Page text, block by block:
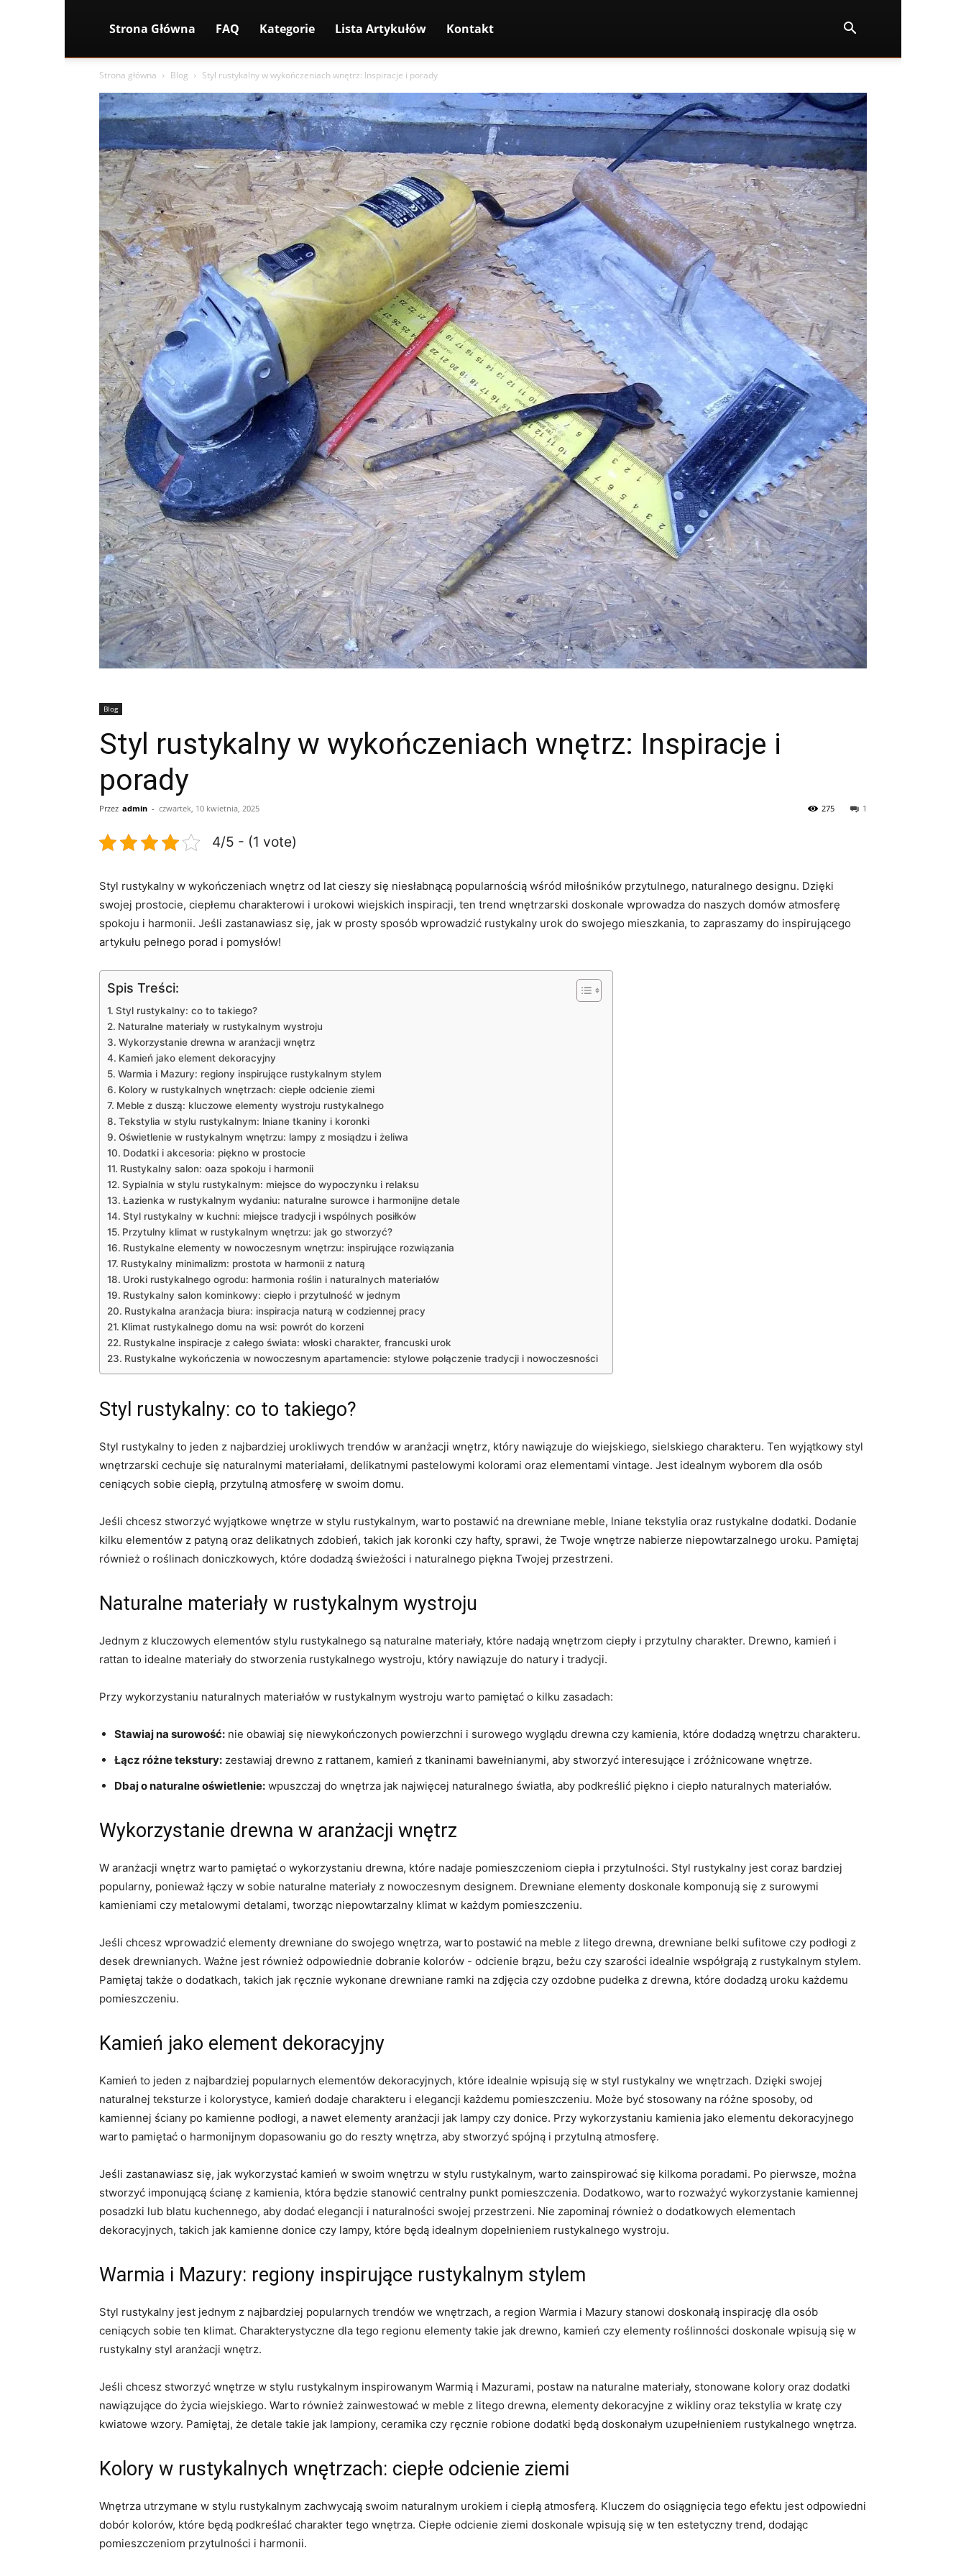
Strona Główna FAQ Kategorie Lista Artykułów Kontakt
Strona główna Blog Styl rustykalny w wykończeniach wnętrz: Inspiracje i porady
Blog
Styl rustykalny w wykończeniach wnętrz: Inspiracje i
porady
Przez admin - czwartek, 10 kwietnia, 2025 1
275
4/5 - (1 vote)
Styl rustykalny w wykończeniach ‌wnętrz od lat cieszy się niesłabnącą popularnością wśród miłośników przytulnego, naturalnego designu. Dzięki
swojej prostocie, ciepłemu charakterowi i urokowi wiejskich inspiracji,‌ ten trend wnętrzarski doskonale wprowadza do naszych domów ⁢atmosferę
spokoju i harmonii. Jeśli zastanawiasz się, ‌jak w prosty ​sposób wprowadzić rustykalny urok do swojego mieszkania, to zapraszamy‌ do inspirującego
artykułu ⁤pełnego porad i pomysłów!
Spis Treści:
Styl rustykalny:⁣ co to takiego?
Naturalne materiały w rustykalnym wystroju
Wykorzystanie drewna w aranżacji ⁣wnętrz
Kamień ⁤jako element ⁤dekoracyjny
Warmia i Mazury: regiony inspirujące rustykalnym stylem
Kolory w rustykalnych wnętrzach: ciepłe odcienie ziemi
Meble⁣ z duszą: kluczowe elementy wystroju rustykalnego
Tekstylia w ⁢stylu rustykalnym: lniane tkaniny i koronki
Oświetlenie w rustykalnym wnętrzu: lampy z mosiądzu ‌i żeliwa
Dodatki i akcesoria: piękno ‍w prostocie
Rustykalny salon: oaza ‍spokoju i harmonii
Sypialnia w stylu⁤ rustykalnym: miejsce do​ wypoczynku i relaksu
Łazienka w rustykalnym wydaniu: ​naturalne⁣ surowce i harmonijne ‍detale
Styl rustykalny w ⁣kuchni: miejsce tradycji ⁢i wspólnych posiłków
Przytulny klimat w rustykalnym wnętrzu: jak go stworzyć?
Rustykalne elementy w nowoczesnym wnętrzu: inspirujące rozwiązania
Rustykalny minimalizm: prostota w harmonii z naturą
Uroki rustykalnego ogrodu: harmonia roślin i naturalnych materiałów
Rustykalny salon kominkowy: ciepło i przytulność w jednym
Rustykalna aranżacja biura: ‌inspiracja naturą w codziennej ‌pracy
Klimat rustykalnego domu na wsi: powrót do korzeni
Rustykalne inspiracje z całego świata: włoski charakter, francuski urok
Rustykalne wykończenia w nowoczesnym ⁤apartamencie: stylowe​ połączenie tradycji​ i nowoczesności
Styl rustykalny:⁣ co to takiego?
Styl rustykalny to​ jeden z ⁤najbardziej urokliwych ⁢trendów‌ w ‍aranżacji wnętrz, który nawiązuje do wiejskiego, sielskiego charakteru. Ten ‌wyjątkowy styl
wnętrzarski cechuje się naturalnymi materiałami, delikatnymi pastelowymi ​kolorami oraz elementami vintage. Jest ‍idealnym wyborem⁤ dla osób
ceniących sobie‍ ciepłą, przytulną ‍atmosferę w swoim domu.
Jeśli chcesz stworzyć ‍wyjątkowe wnętrze⁢ w stylu rustykalnym, warto postawić na drewniane meble, lniane tekstylia ⁢oraz rustykalne dodatki. Dodanie
kilku elementów z patyną oraz delikatnych zdobień, takich jak ⁢koronki czy hafty, sprawi, że Twoje wnętrze nabierze niepowtarzalnego uroku. Pamiętaj
również ⁤o roślinach doniczkowych, które dodadzą świeżości i naturalnego piękna ⁣Twojej przestrzeni.
Naturalne materiały w rustykalnym wystroju
Jednym z kluczowych elementów stylu⁣ rustykalnego są naturalne materiały, które nadają wnętrzom ⁤ciepły‌ i przytulny ‍charakter. Drewno, kamień i⁣
rattan to idealne ​materiały do stworzenia rustykalnego wystroju, który‌ nawiązuje do natury ⁢i tradycji.
Przy ⁢wykorzystaniu naturalnych materiałów w ‍rustykalnym wystroju warto pamiętać o ​kilku zasadach:
Stawiaj na surowość: nie obawiaj się niewykończonych powierzchni i surowego‍ wyglądu drewna czy kamienia, które dodadzą wnętrzu charakteru.
Łącz różne tekstury: zestawiaj⁣ drewno z rattanem, kamień z tkaninami bawełnianymi, aby stworzyć interesujące i zróżnicowane wnętrze.
Dbaj o⁢ naturalne oświetlenie: wpuszczaj do wnętrza jak najwięcej naturalnego światła, aby‍ podkreślić piękno i ciepło ‍naturalnych materiałów.
Wykorzystanie drewna w aranżacji ⁣wnętrz
W aranżacji wnętrz warto pamiętać o wykorzystaniu drewna, które nadaje pomieszczeniom​ ciepła i przytulności. Styl rustykalny jest⁤ coraz ⁣bardziej
⁣popularny, ponieważ łączy w sobie naturalne materiały z nowoczesnym ‍designem.‌ Drewniane elementy doskonale komponują się z surowymi
kamieniami‌ czy metalowymi detalami, tworząc niepowtarzalny klimat w każdym pomieszczeniu.
Jeśli⁤ chcesz wprowadzić elementy drewniane do swojego‍ wnętrza, warto postawić na meble z litego drewna, drewniane belki sufitowe czy podłogi z
desek drewnianych. Ważne⁤ jest również odpowiednie dobranie kolorów ⁣- odcienie brązu, beżu czy ​szarości​ idealnie⁤ współgrają z rustykalnym stylem.
Pamiętaj także o dodatkach, takich jak ręcznie wykonane drewniane ramki na zdjęcia ⁤czy ozdobne pudełka‍ z drewna, które dodadzą uroku każdemu
pomieszczeniu.
Kamień ⁤jako element ⁤dekoracyjny
Kamień to jeden z najbardziej popularnych elementów dekoracyjnych, ‌które idealnie wpisują się w styl rustykalny we wnętrzach. Dzięki swojej
naturalnej teksturze i kolorystyce, kamień dodaje charakteru i elegancji każdemu pomieszczeniu. Może być stosowany na różne sposoby, od
kamiennej ściany⁢ po ​kamienne podłogi, a nawet elementy aranżacji ‍jak lampy czy donice. Przy wykorzystaniu kamienia jako elementu dekoracyjnego
warto pamiętać o‌ harmonijnym dopasowaniu go do​ reszty wnętrza, aby stworzyć spójną‌ i przytulną atmosferę.
Jeśli zastanawiasz się, jak wykorzystać kamień w swoim wnętrzu w stylu rustykalnym, warto zainspirować się kilkoma poradami. ⁤Po pierwsze, można
stworzyć imponującą ścianę z kamienia, która będzie stanowić⁣ centralny punkt pomieszczenia. Dodatkowo, ‌warto rozważyć wykorzystanie kamiennej
posadzki lub blatu kuchennego, aby dodać elegancji i naturalności swojej przestrzeni.​ Nie zapominaj również o dodatkowych elementach
dekoracyjnych, takich ⁢jak kamienne donice czy lampy, które będą idealnym dopełnieniem rustykalnego‍ wystroju.
Warmia i Mazury: regiony inspirujące rustykalnym stylem
Styl rustykalny jest jednym z najbardziej popularnych trendów we wnętrzach, a region Warmia‌ i Mazury stanowi ‌doskonałą inspirację dla osób
ceniących‍ sobie ten klimat. Charakterystyczne dla tego regionu elementy takie jak drewno, kamień czy elementy roślinności doskonale wpisują się ​w
rustykalny styl aranżacji wnętrz.
Jeśli chcesz stworzyć wnętrze w stylu‌ rustykalnym⁢ inspirowanym Warmią i Mazurami, postaw na naturalne ‌materiały,‍ stonowane kolory oraz dodatki
nawiązujące‍ do życia ⁢wiejskiego. Warto również zainwestować w meble z litego drewna, elementy⁤ dekoracyjne z wikliny oraz tekstylia ‌w⁢ kratę ‌czy
kwiatowe wzory. Pamiętaj, że detale takie⁢ jak lampiony, ceramika czy ręcznie‌ robione dodatki będą ⁢doskonałym uzupełnieniem rustykalnego ​wnętrza.
Kolory w rustykalnych wnętrzach: ciepłe odcienie ziemi
Wnętrza utrzymane w stylu rustykalnym zachwycają swoim naturalnym urokiem i‍ ciepłą atmosferą. Kluczem do osiągnięcia ⁢tego efektu jest odpowiedni
dobór kolorów, które będą podkreślać charakter⁤ tego wnętrza. Ciepłe ⁢odcienie‌ ziemi doskonale wpisują się w ten estetyczny trend, dodając
pomieszczeniom przytulności i harmonii.